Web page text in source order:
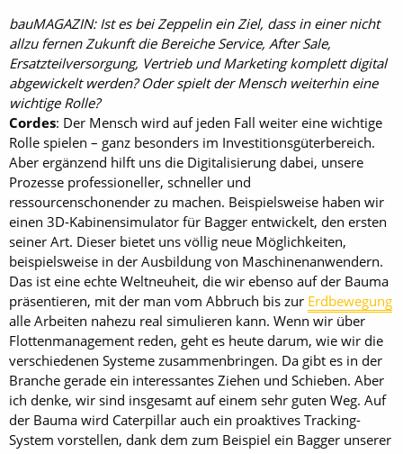
bauMAGAZIN: Ist es bei Zeppelin ein Ziel, dass in einer nicht
allzu fernen Zukunft die Bereiche Service, After Sale,
Ersatzteilversorgung, Vertrieb und Marketing komplett digital
abgewickelt werden? Oder spielt der Mensch weiterhin eine
wichtige Rolle?
Cordes: Der Mensch wird auf jeden Fall weiter eine wichtige
Rolle spielen – ganz besonders im Investitionsgüterbereich.
Aber ergänzend hilft uns die Digitalisierung dabei, unsere
Prozesse professioneller, schneller und
ressourcenschonender zu machen. Beispielsweise haben wir
einen 3D-Kabinensimulator für Bagger entwickelt, den ersten
seiner Art. Dieser bietet uns völlig neue Möglichkeiten,
beispielsweise in der Ausbildung von Maschinenanwendern.
Das ist eine echte Weltneuheit, die wir ebenso auf der Bauma
präsentieren, mit der man vom Abbruch bis zur Erdbewegung
alle Arbeiten nahezu real simulieren kann. Wenn wir über
Flottenmanagement reden, geht es heute darum, wie wir die
verschiedenen Systeme zusammenbringen. Da gibt es in der
Branche gerade ein interessantes Ziehen und Schieben. Aber
ich denke, wir sind insgesamt auf einem sehr guten Weg. Auf
der Bauma wird Caterpillar auch ein proaktives Tracking-
System vorstellen, dank dem zum Beispiel ein Bagger unserer